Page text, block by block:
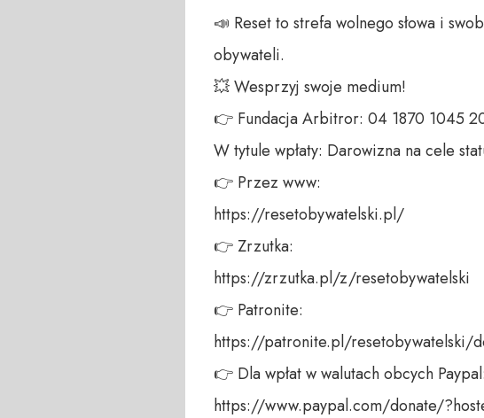
📣 Reset to strefa wolnego słowa i
obywateli.
💥 Wesprzyj swoje medium!
👉 Fundacja Arbitror: 04 1870 1045
W tytule wpłaty: Darowizna na cele
👉 Przez www:
https://resetobywatelski.pl/
👉 Zrzutka:
https://zrzutka.pl/z/resetobywatelski
👉 Patronite:
https://patronite.pl/resetobywatelski/
👉 Dla wpłat w walutach obcych Paypal:
https://www.paypal.com/donate/